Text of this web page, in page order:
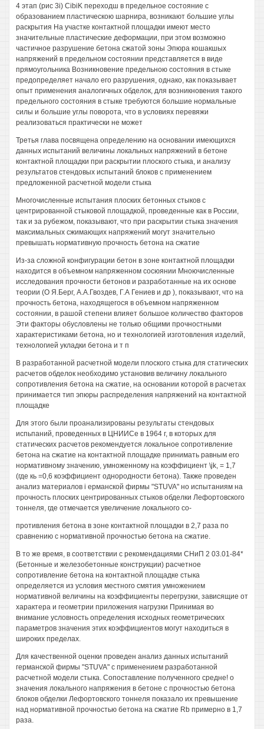
4 этап (рис 3i) CibiK переходш в предельное состояние с
образованием пластическою шарнира, возникают большие углы
раскрытия На участке контактной площадки имеют место
значительные пластические деформации, при этом возможно
частичное разрушение бетона сжатой зоны Эпюра кошакшых
напряжений в предельном состоянии представляется в виде
прямоугольника Возникновение предельною состояния в стыке
предопределяет начало его разрушения, однако, как показывает
опыт применения аналогичных обделок, для возникновения такого
предельного состояния в стыке требуются большие нормальные
силы и большие углы поворота, что в условиях перевяжи
реализоваться практически не может
Третья глава посвящена определению на основании имеющихся
данных испытаний величины локальных напряжений в бетоне
контактной площадки при раскрытии плоского стыка, и анализу
результатов стендовых испытаний блоков с применением
предложенной расчетной модели стыка
Многочисленные испытания плоских бетонных стыков с
центрированной стыковой площадкой, проведенные как в России,
так и за рубежом, показывают, что при раскрытии стыка значения
максимальных сжимающих напряжений могут значительно
превышать нормативную прочность бетона на сжатие
Из-за сложной конфигурации бетон в зоне контактной площадки
находится в объемном напряженном сосюянии Мноючисленные
исследования прочности бетонов и разработанные на их основе
теории (О Я.Берг, А.А.Гвоздев, Г.А Гениев и др ), показывают, что на
прочность бетона, находящегося в объемном напряженном
состоянии, в рашой степени влияет большое количество факторов
Эти факторы обусловлены не только общими прочностными
характеристиками бетона, но и технологией изготовления изделий,
технологией укладки бетона и т п
В разработанной расчетной модели плоского стыка для статических
расчетов обделок необходимо установив величину локального
сопротивления бетона на сжатие, на основании которой в расчетах
принимается тип эпюры распределения напряжений на контактной
площадке
Для этого были проанализированы результаты стендовых
испьпаний, проведенных в ЦНИИСе в 1964 г, в которых для
статических расчетов рекомендуется локальное сопротивление
бетона на сжатие на контактной площадке принимать равным его
нормативному значению, умноженному на коэффициент \jk, = 1,7
(где кь =0,6 коэффициент однородности бетона). Также проведен
анализ материалов i ерманской фирмы "STUVA" но испытаниям на
прочность плоских центрированных стыков обделки Лефортовского
тоннеля, где отмечается увеличение локального со-
противления бетона в зоне контактной площадки в 2,7 раза по
сравнению с нормативной прочностью бетона на сжатие.
В то же время, в соответствии с рекомендациями СНиП 2 03.01-84*
(Бетонные и железобетонные конструкции) расчетное
сопротивление бетона на контактной площадке стыка
определяется из условия местного смятия умножением
нормативной величины на коэффициенты перегрузки, зависящие от
характера и геометрии приложения нагрузки Принимая во
внимание условность определения исходных геометрических
параметров значения этих коэффициентов могут находиться в
широких пределах.
Для качественной оценки проведен анализ данных испытаний
германской фирмы "STUVA" с применением разработанной
расчетной модели стыка. Сопоставление полученного средне! о
значения локального напряжения в бетоне с прочностью бетона
блоков обделки Лефортовского тоннеля показало их превышение
над нормативной прочностью бетона на сжатие Rb примерно в 1,7
раза.